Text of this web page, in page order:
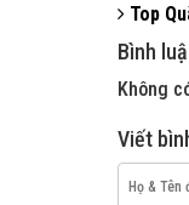
Top
Bình
Không
Viết